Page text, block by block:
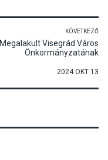
KÖVETKEZŐ
Megalakult Visegrád Város
Önkormányzatának
2024 OKT 13